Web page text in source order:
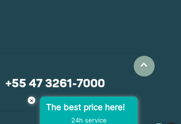
+55 47 3261-7000
×
The best price here!
24h service